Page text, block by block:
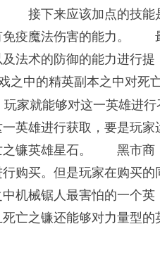
接下来应该加点的技能
免疫魔法伤害的能力。
法术的防御的能力进行提
中的精英副本之中对死
家就能够对这一英雄进行
英雄进行获取，要是玩家
之镰英雄星石。 黑市商
购买。但是玩家在购买的
机械锯人最害怕的一个英
亡之镰还能够对力量型的